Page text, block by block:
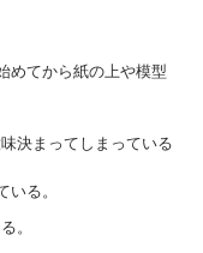
めてから紙の上や模型
決まってしまっている
る。
。